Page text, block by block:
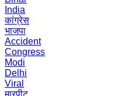
India
कांग्रेस
भाजपा
Accident
Congress
Modi
Delhi
Viral
मारपीट